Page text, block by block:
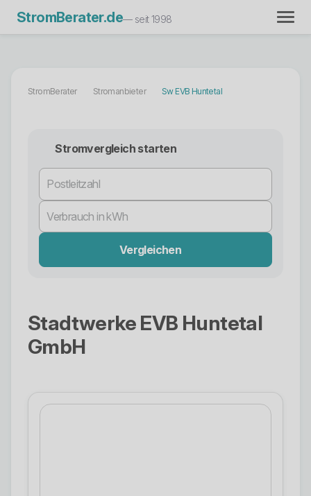
StromBerater.de— seit 1998
StromBerater Stromanbieter Sw EVB Huntetal
Stromvergleich starten
Vergleichen
Stadtwerke EVB Huntetal
GmbH